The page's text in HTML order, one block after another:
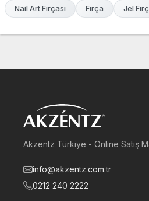
Nail Art Fırçası Fırça Jel
Akzentz Türkiye - Online Satış
info@akzentz.com.tr
0212 240 2222